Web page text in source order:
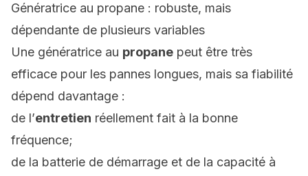
Génératrice au propane : robuste, mais
dépendante de plusieurs variables
Une génératrice au propane peut être très
efficace pour les pannes longues, mais sa fiabilité
dépend davantage :
de l’entretien réellement fait à la bonne
fréquence;
de la batterie de démarrage et de la capacité à